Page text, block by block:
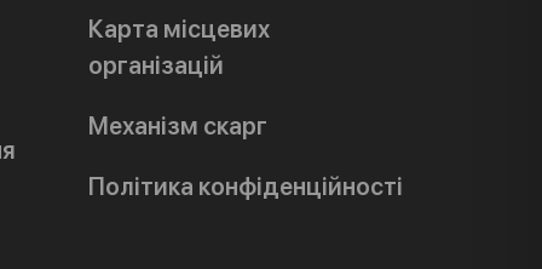
Карта місцевих
організацій
Механізм скарг
Політика конфіденційності